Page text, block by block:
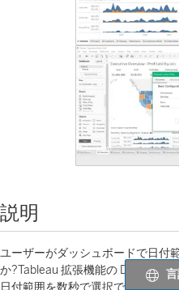
説明
ユーザーがダッシュボードで日付
か?Tableau 拡張機能の Date
日付範囲を数秒で選択できる直感